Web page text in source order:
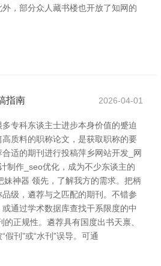
，部分众人藏书楼也开放了知网的
指南 2026-04-01
专科东谈主士进步本身价值的蹙迫
质料的职称论文，是获取职称的要
适的期刊进行投稿萍乡网站开发_网
制作_seo优化，成为不少东谈主的
妹神器 领先，了解我方的需求。把柄
级，遴荐与之匹配的期刊。不错参
通过学术数据库查找干系限度的中
正规性。遴荐具有国度出书天禀、
刊”或“水刊”误导。可通